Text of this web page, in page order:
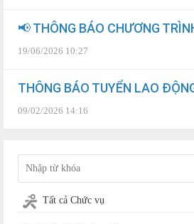
📢 THÔNG BÁO CHƯƠNG
19/06/2026 10:27
THÔNG BÁO TUYỂN LAO
09/02/2026 14:16
Tất cả Chức vụ